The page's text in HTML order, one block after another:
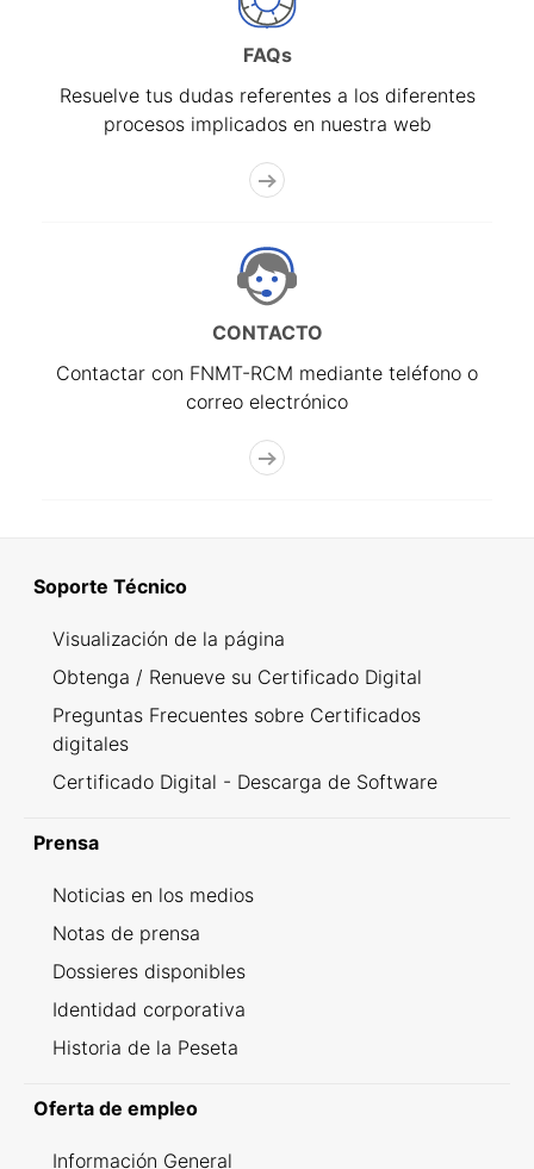
FAQs
Resuelve tus dudas referentes a los diferentes
procesos implicados en nuestra web
CONTACTO
Contactar con FNMT-RCM mediante teléfono o
correo electrónico
Soporte Técnico
Visualización de la página
Obtenga / Renueve su Certificado Digital
Preguntas Frecuentes sobre Certificados
digitales
Certificado Digital - Descarga de Software
Prensa
Noticias en los medios
Notas de prensa
Dossieres disponibles
Identidad corporativa
Historia de la Peseta
Oferta de empleo
Información General